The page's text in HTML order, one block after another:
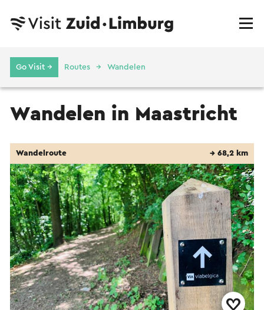
Go Visit → Routes Wandelen
Wandelen in Maastricht
Wandelroute → 68,2 km